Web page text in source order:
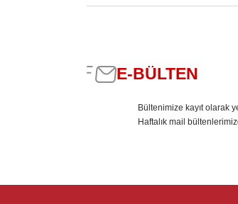
E-BÜLTEN
Bültenimize kayıt olarak
Haftalık mail